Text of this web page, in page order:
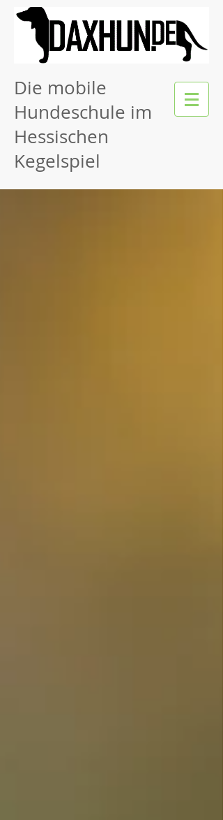
Die mobile
Hundeschule im
Hessischen
Kegelspiel